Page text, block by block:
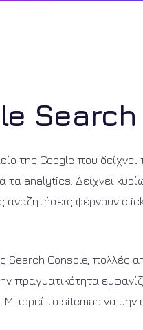
της Google που
τα analytics. Δείχνει
φέρνουν
Search Console, πολλές
πραγματικότητα
το sitemap να